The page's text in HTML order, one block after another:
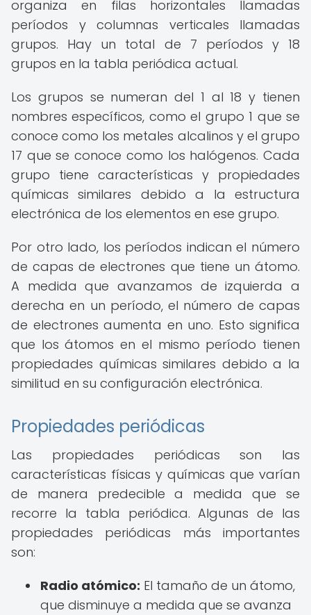
organiza en filas horizontales llamadas
períodos y columnas verticales llamadas
grupos. Hay un total de 7 períodos y 18
grupos en la tabla periódica actual.
Los grupos se numeran del 1 al 18 y tienen
nombres específicos, como el grupo 1 que se
conoce como los metales alcalinos y el grupo
17 que se conoce como los halógenos. Cada
grupo tiene características y propiedades
químicas similares debido a la estructura
electrónica de los elementos en ese grupo.
Por otro lado, los períodos indican el número
de capas de electrones que tiene un átomo.
A medida que avanzamos de izquierda a
derecha en un período, el número de capas
de electrones aumenta en uno. Esto significa
que los átomos en el mismo período tienen
propiedades químicas similares debido a la
similitud en su configuración electrónica.
Propiedades periódicas
Las propiedades periódicas son las
características físicas y químicas que varían
de manera predecible a medida que se
recorre la tabla periódica. Algunas de las
propiedades periódicas más importantes
son:
Radio atómico: El tamaño de un átomo,
que disminuye a medida que se avanza